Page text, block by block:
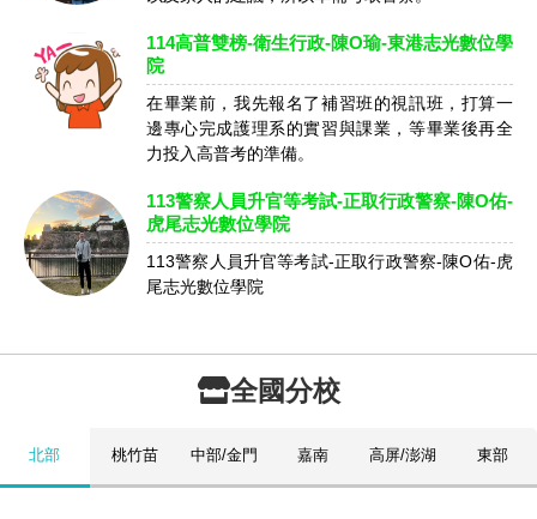
114高普雙榜-衛生行政-陳O瑜-東港志光數位學
院
在畢業前，我先報名了補習班的視訊班，打算一
邊專心完成護理系的實習與課業，等畢業後再全
力投入高普考的準備。
113警察人員升官等考試-正取行政警察-陳O佑-
虎尾志光數位學院
113警察人員升官等考試-正取行政警察-陳O佑-虎
尾志光數位學院
全國分校
北部 桃竹苗 中部/金門 嘉南 高屏/澎湖 東部